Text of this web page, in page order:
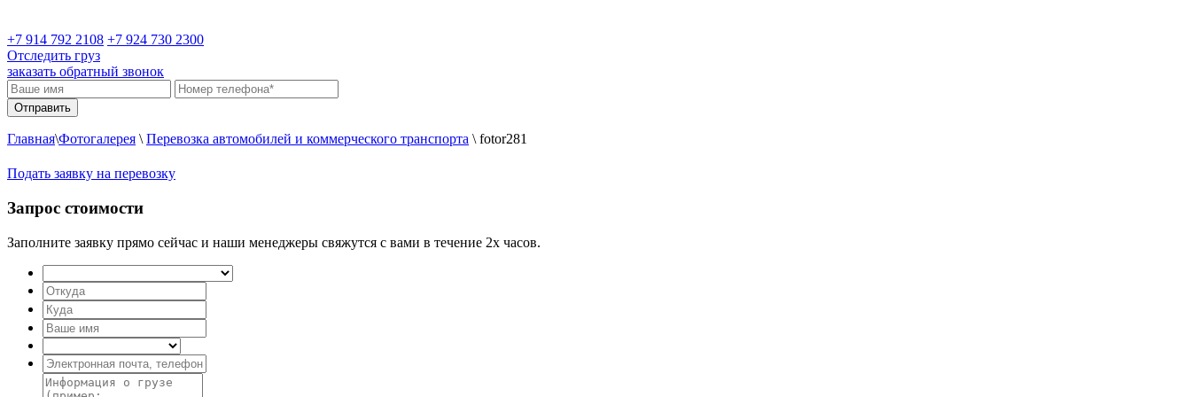
+7 914 792 2108 +7 924 730 2300
Отследить груз
заказать обратный звонок
Главная\Фотогалерея \ Перевозка автомобилей и коммерческого транспорта \ fotor281
Подать заявку на перевозку
Запрос стоимости
Заполните заявку прямо сейчас и наши менеджеры свяжутся с вами в течение 2х часов.